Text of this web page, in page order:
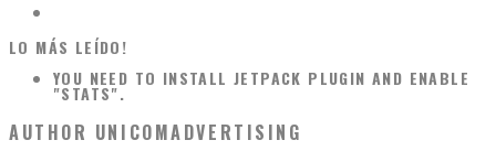
LO MÁS LEÍDO!
YOU NEED TO INSTALL JETPACK PLUGIN AND ENABLE
"STATS".
AUTHOR UNICOMADVERTISING